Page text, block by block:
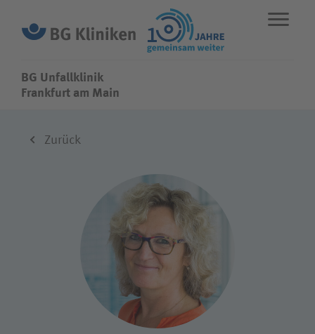
BG Unfallklinik
BG Unfallklinik
Frankfurt am Main
Zurück